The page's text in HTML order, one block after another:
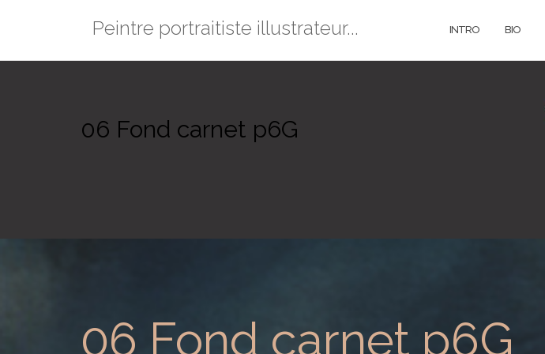
Peintre portraitiste illustrateur... INTRO BIO
06 Fond carnet p6G
06 Fond carnet p6G